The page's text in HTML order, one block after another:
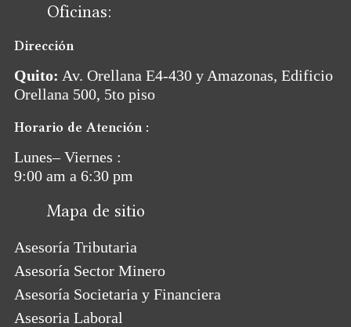
Oficinas:
Dirección
Quito: Av. Orellana E4-430 y Amazonas, Edificio
Orellana 500, 5to piso
Horario de Atención :
Lunes– Viernes :
9:00 am a 6:30 pm
Mapa de sitio
Asesoría Tributaria
Asesoría Sector Minero
Asesoría Societaria y Financiera
Asesoria Laboral